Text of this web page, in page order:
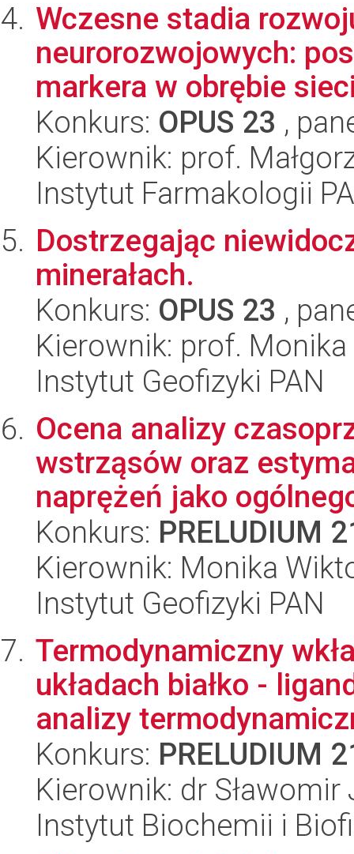
Wczesne stadia
neurorozwojowych:
markera w obrębie
Konkurs: OPUS 23 ,
Kierownik: prof.
Instytut Farmakologii
Dostrzegając
minerałach.
Konkurs: OPUS 23 ,
Kierownik: prof.
Instytut Geofizyki PAN
Ocena analizy
wstrząsów oraz
naprężeń jako
Konkurs: PRELUDIUM
Kierownik: Monika
Instytut Geofizyki PAN
Termodynamiczny
układach białko -
analizy
Konkurs: PRELUDIUM
Kierownik: dr
Instytut Biochemii i